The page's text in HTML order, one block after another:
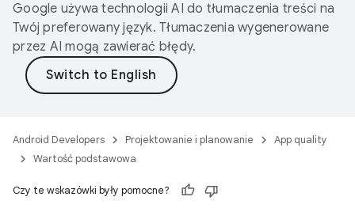
Google używa technologii AI do tłumaczenia treści na
Twój preferowany język. Tłumaczenia wygenerowane
przez AI mogą zawierać błędy.
Android Developers Projektowanie i planowanie
App quality
Wartość podstawowa
Czy te wskazówki były pomocne?